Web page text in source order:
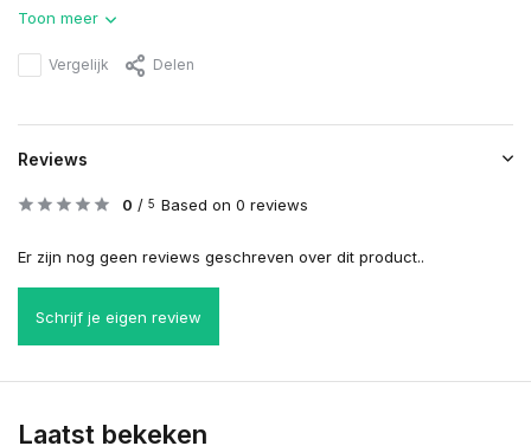
Toon meer
Vergelijk Delen
Reviews
0 / 5 Based on 0 reviews
Er zijn nog geen reviews geschreven over dit product..
Schrijf je eigen review
Laatst bekeken